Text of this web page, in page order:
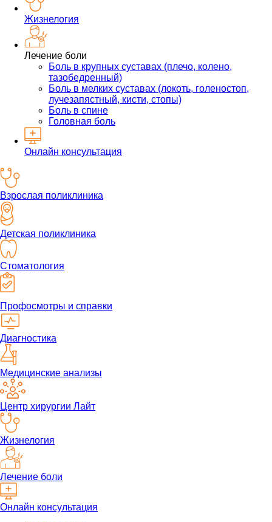
Жизнелогия
Лечение боли
Боль в крупных суставах (плечо, колено,
тазобедренный)
Боль в мелких суставах (локоть, голеностоп,
лучезапястный, кисти, стопы)
Боль в спине
Головная боль
Онлайн консультация
Взрослая поликлиника
Детская поликлиника
Стоматология
Профосмотры и справки
Диагностика
Медицинские анализы
Центр хирургии Лайт
Жизнелогия
Лечение боли
Онлайн консультация